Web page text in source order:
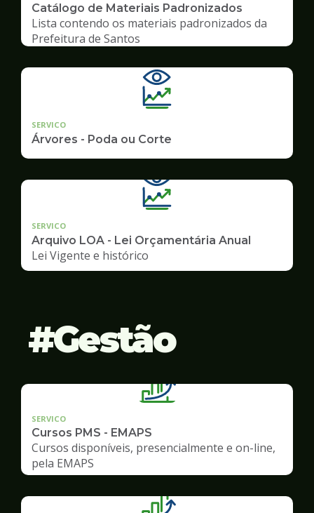
Catálogo de Materiais Padronizados
Lista contendo os materiais padronizados da
Prefeitura de Santos
SERVICO
Árvores - Poda ou Corte
SERVICO
Arquivo LOA - Lei Orçamentária Anual
Lei Vigente e histórico
Gestão
SERVICO
Cursos PMS - EMAPS
Cursos disponíveis, presencialmente e on-line,
pela EMAPS